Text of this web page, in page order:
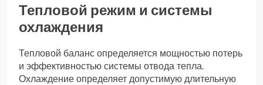
Тепловой режим и системы
охлаждения
Тепловой баланс определяется мощностью потерь
и эффективностью системы отвода тепла.
Охлаждение определяет допустимую длительную